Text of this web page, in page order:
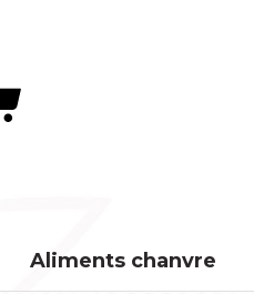
Aliments chanvre